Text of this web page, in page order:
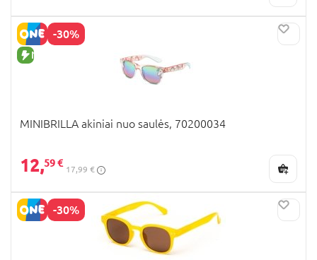
-30%
NAUJA PREKĖ
MINIBRILLA akiniai nuo saulės, 70200034
12,59 €
17,99 €
-30%